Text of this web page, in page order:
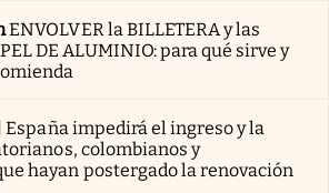
ENVOLVER la BILLETERA y las
DE ALUMINIO: para qué sirve y
España impedirá el ingreso y la
colombianos y
hayan postergado la renovación